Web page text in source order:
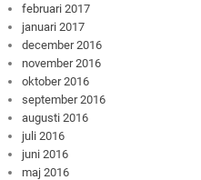
februari 2017
januari 2017
december 2016
november 2016
oktober 2016
september 2016
augusti 2016
juli 2016
juni 2016
maj 2016